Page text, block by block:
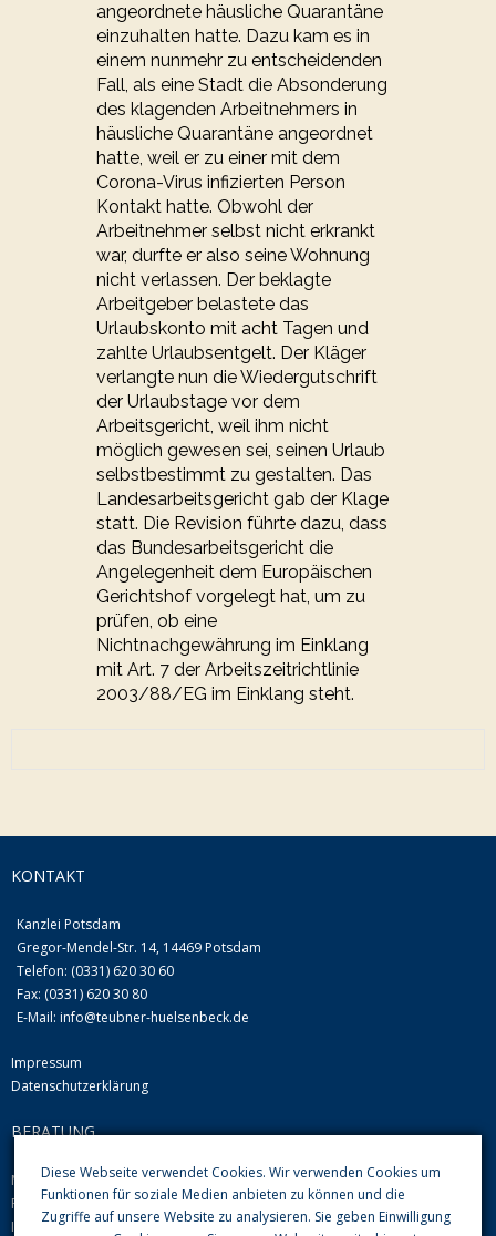
angeordnete häusliche Quarantäne
einzuhalten hatte. Dazu kam es in
einem nunmehr zu entscheidenden
Fall, als eine Stadt die Absonderung
des klagenden Arbeitnehmers in
häusliche Quarantäne angeordnet
hatte, weil er zu einer mit dem
Corona-Virus infizierten Person
Kontakt hatte. Obwohl der
Arbeitnehmer selbst nicht erkrankt
war, durfte er also seine Wohnung
nicht verlassen. Der beklagte
Arbeitgeber belastete das
Urlaubskonto mit acht Tagen und
zahlte Urlaubsentgelt. Der Kläger
verlangte nun die Wiedergutschrift
der Urlaubstage vor dem
Arbeitsgericht, weil ihm nicht
möglich gewesen sei, seinen Urlaub
selbstbestimmt zu gestalten. Das
Landesarbeitsgericht gab der Klage
statt. Die Revision führte dazu, dass
das Bundesarbeitsgericht die
Angelegenheit dem Europäischen
Gerichtshof vorgelegt hat, um zu
prüfen, ob eine
Nichtnachgewährung im Einklang
mit Art. 7 der Arbeitszeitrichtlinie
2003/88/EG im Einklang steht.
KONTAKT
Kanzlei Potsdam
Gregor-Mendel-Str. 14, 14469 Potsdam
Telefon: (0331) 620 30 60
Fax: (0331) 620 30 80
E-Mail: info@teubner-huelsenbeck.de
Impressum
Datenschutzerklärung
BERATUNG
Mo-Do von 09.00 Uhr-12.00 Uhr und 13.00-16.00 Uhr
Fr 08.00 Uhr-12.00 Uhr
Im Übrigen nach Vereinbarung
Diese Webseite verwendet Cookies. Wir verwenden Cookies um
Funktionen für soziale Medien anbieten zu können und die
Zugriffe auf unsere Website zu analysieren. Sie geben Einwilligung